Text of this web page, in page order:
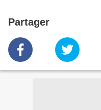
Partager